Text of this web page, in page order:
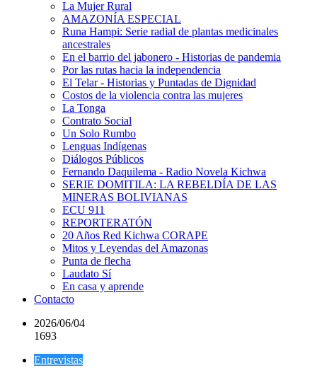
La Mujer Rural
AMAZONÍA ESPECIAL
Runa Hampi: Serie radial de plantas medicinales
ancestrales
En el barrio del jabonero - Historias de pandemia
Por las rutas hacia la independencia
El Telar - Historias y Puntadas de Dignidad
Costos de la violencia contra las mujeres
La Tonga
Contrato Social
Un Solo Rumbo
Lenguas Indígenas
Diálogos Públicos
Fernando Daquilema - Radio Novela Kichwa
SERIE DOMITILA: LA REBELDÍA DE LAS
MINERAS BOLIVIANAS
ECU 911
REPORTERATÓN
20 Años Red Kichwa CORAPE
Mitos y Leyendas del Amazonas
Punta de flecha
Laudato Sí
En casa y aprende
Contacto
2026/06/04
1693
Entrevistas